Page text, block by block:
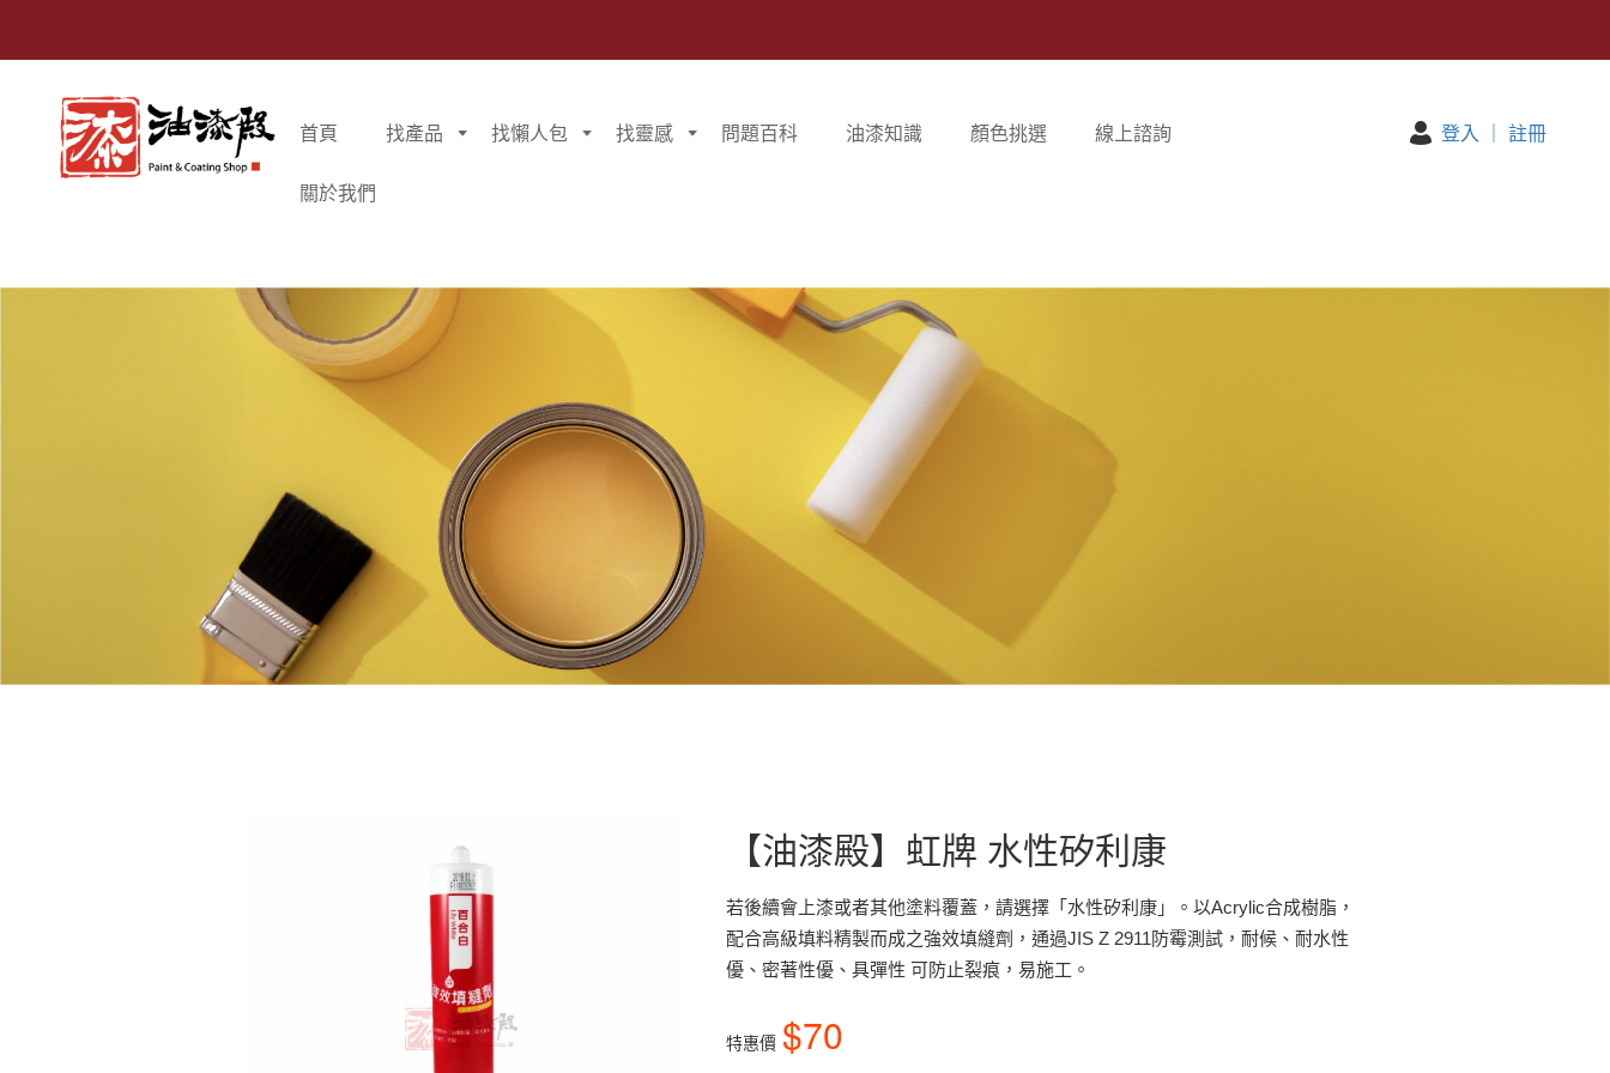
首頁 找產品 找懶人包 找靈感 問題百科 油漆知識 顏色挑選 線上諮詢
關於我們
登入 ｜ 註冊
【油漆殿】虹牌 水性矽利康
若後續會上漆或者其他塗料覆蓋，請選擇「水性矽利康」。以Acrylic合成樹脂，
配合高級填料精製而成之強效填縫劑，通過JIS Z 2911防霉測試，耐候、耐水性
優、密著性優、具彈性 可防止裂痕，易施工。
特惠價 $70